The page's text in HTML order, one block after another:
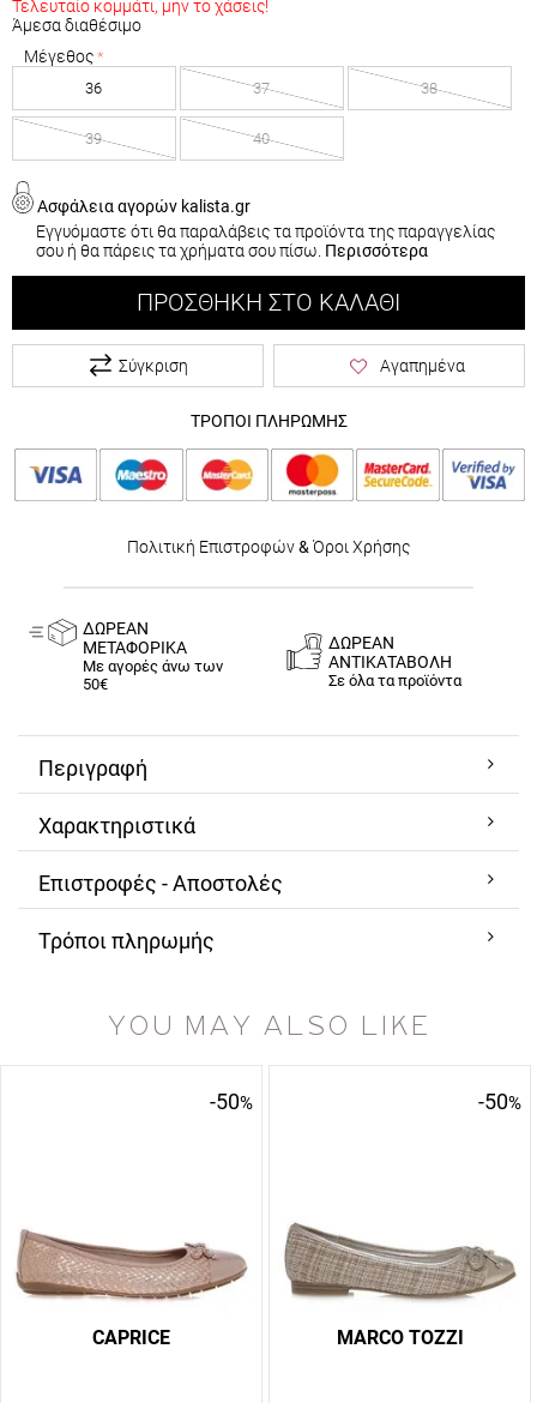
Τελευταίο κομμάτι, μην το χάσεις!
Άμεσα διαθέσιμο
Μέγεθος
36 37 38
39 40
Ασφάλεια αγορών kalista.gr
Εγγυόμαστε ότι θα παραλάβεις τα προϊόντα της παραγγελίας
σου ή θα πάρεις τα χρήματα σου πίσω. Περισσότερα
ΠΡΟΣΘΉΚΗ ΣΤΟ ΚΑΛΆΘΙ
Σύγκριση Αγαπημένα
ΤΡΟΠΟΙ ΠΛΗΡΩΜΗΣ
Πολιτική Επιστροφών& Όροι Χρήσης
ΔΩΡΕΑΝ
ΜΕΤΑΦΟΡΙΚΑ
Με αγορές άνω των
50€
ΔΩΡΕΑΝ
ΑΝΤΙΚΑΤΑΒΟΛΗ
Σε όλα τα προϊόντα
Περιγραφή
Χαρακτηριστικά
Επιστροφές - Αποστολές
Τρόποι πληρωμής
YOU MAY ALSO LIKE
-50%
CAPRICE
-50%
MARCO TOZZI